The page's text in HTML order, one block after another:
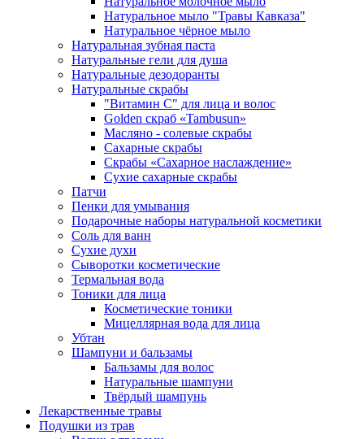
Натуральное мыло "Травы Кавказа"
Натуральное чёрное мыло
Натуральная зубная паста
Натуральные гели для душа
Натуральные дезодоранты
Натуральные скрабы
"Витамин С" для лица и волос
Golden скраб «Tambusun»
Масляно - солевые скрабы
Сахарные скрабы
Скрабы «Сахарное наслаждение»
Сухие сахарные скрабы
Патчи
Пенки для умывания
Подарочные наборы натуральной косметики
Соль для ванн
Сухие духи
Сыворотки косметические
Термальная вода
Тоники для лица
Косметические тоники
Мицеллярная вода для лица
Убтан
Шампуни и бальзамы
Бальзамы для волос
Натуральные шампуни
Твёрдый шампунь
Лекарственные травы
Подушки из трав